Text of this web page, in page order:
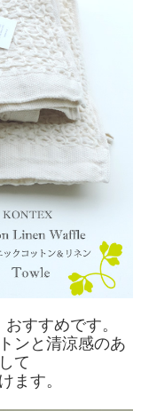
すすめです。
ンと清涼感のあ
て
ます。